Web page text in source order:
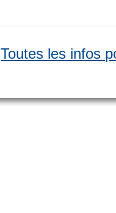
Toutes les infos